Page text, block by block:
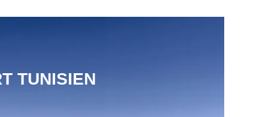
TUNISIEN